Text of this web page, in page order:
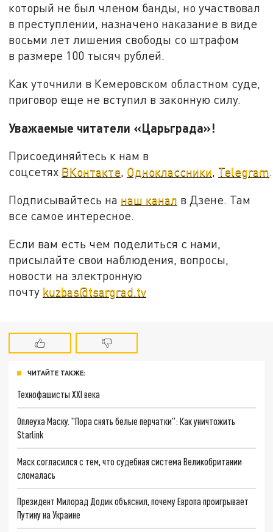
который не был членом банды, но участвовал
в преступлении, назначено наказание в виде
восьми лет лишения свободы со штрафом
в размере 100 тысяч рублей.
Как уточнили в Кемеровском областном суде,
приговор еще не вступил в законную силу.
Уважаемые читатели «Царьграда»!
Присоединяйтесь к нам в
соцсетях ВКонтакте, Одноклассники, Telegram.
Подписывайтесь на наш канал в Дзене. Там
все самое интересное.
Если вам есть чем поделиться с нами,
присылайте свои наблюдения, вопросы,
новости на электронную
почту kuzbas@tsargrad.tv
ЧИТАЙТЕ ТАКЖЕ:
Технофашисты XXI века
Оплеуха Маску. "Пора снять белые перчатки": Как уничтожить
Starlink
Маск согласился с тем, что судебная система Великобритании
сломалась
Президент Милорад Додик объяснил, почему Европа проигрывает
Путину на Украине